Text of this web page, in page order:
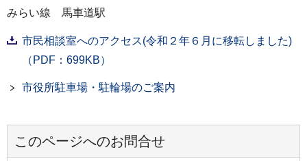
みらい線 馬車道駅
市民相談室へのアクセス(令和２年６月に移転しました)
（PDF：699KB）
市役所駐車場・駐輪場のご案内
このページへのお問合せ